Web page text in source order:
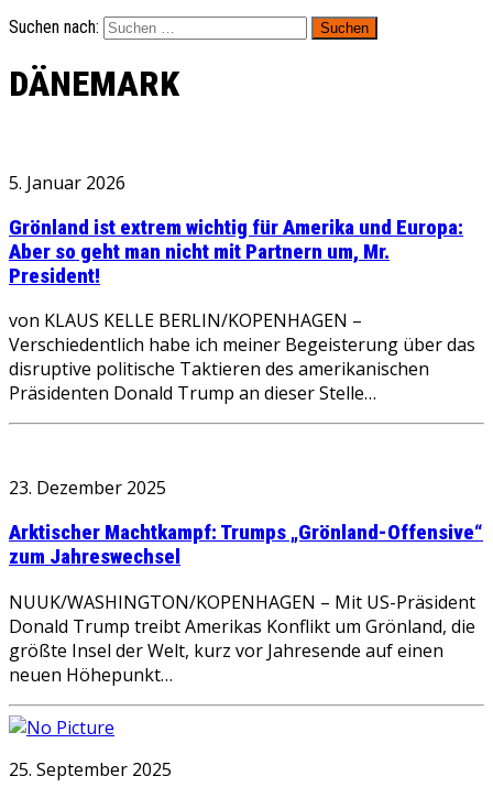
Suchen nach:
DÄNEMARK
5. Januar 2026
Grönland ist extrem wichtig für Amerika und Europa:
Aber so geht man nicht mit Partnern um, Mr.
President!
von KLAUS KELLE BERLIN/KOPENHAGEN –
Verschiedentlich habe ich meiner Begeisterung über das
disruptive politische Taktieren des amerikanischen
Präsidenten Donald Trump an dieser Stelle…
23. Dezember 2025
Arktischer Machtkampf: Trumps „Grönland-Offensive“
zum Jahreswechsel
NUUK/WASHINGTON/KOPENHAGEN – Mit US-Präsident
Donald Trump treibt Amerikas Konflikt um Grönland, die
größte Insel der Welt, kurz vor Jahresende auf einen
neuen Höhepunkt…
25. September 2025